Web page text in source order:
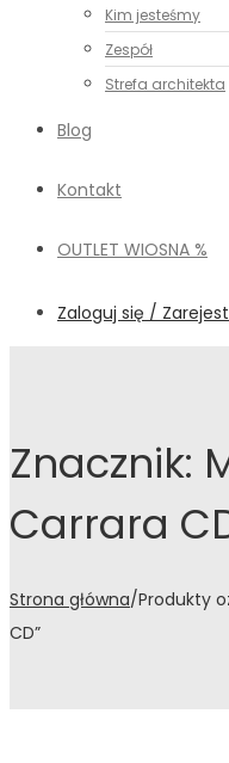
Kim jesteśmy
Zespół
Strefa architekta
Blog
Kontakt
OUTLET WIOSNA %
Zaloguj się /
Znacznik:
Carrara
Strona główna/Produkty
CD”